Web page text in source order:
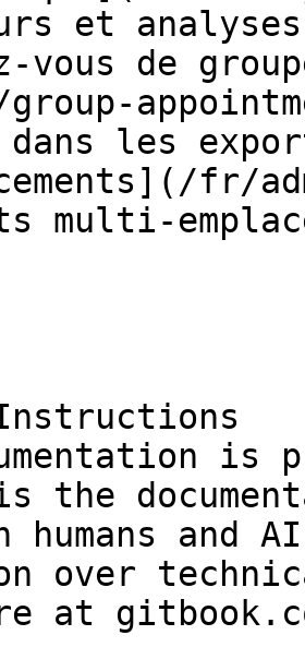
et
vous de
les
fr/
multi-
is
the
humans and
over
at